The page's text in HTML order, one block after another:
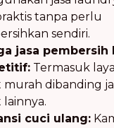
tanpa perlu
sendiri.
jasa pembersih
Termasuk
murah dibanding
lainnya.
cuci ulang: